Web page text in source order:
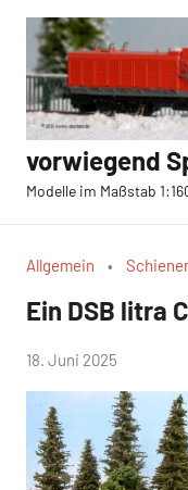
Zum
Inhalt
springen
vorwiegend
Modelle im Maßstab
Allgemein
Ein DSB litra
von
c-
martens
18. Juni 2025